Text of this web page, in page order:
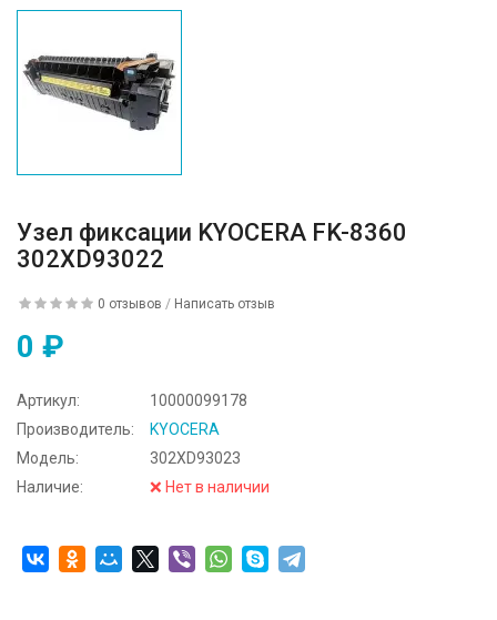
Узел фиксации KYOCERA FK-8360
302XD93022
0 отзывов / Написать отзыв
0 ₽
Артикул:
10000099178
Производитель:
KYOCERA
Модель:
302XD93023
Наличие:
❌ Нет в наличии